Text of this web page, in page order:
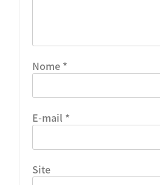
Nome *
E-mail *
Site